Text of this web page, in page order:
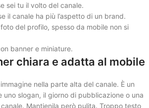
sei tu il volto del canale.
il canale ha più l’aspetto di un brand.
del profilo, spesso da mobile non si
banner e miniature.
chiara e adatta al mobile
nella parte alta del canale. È un
uno slogan, il giorno di pubblicazione o una
Mantienila però pulita. Troppo testo